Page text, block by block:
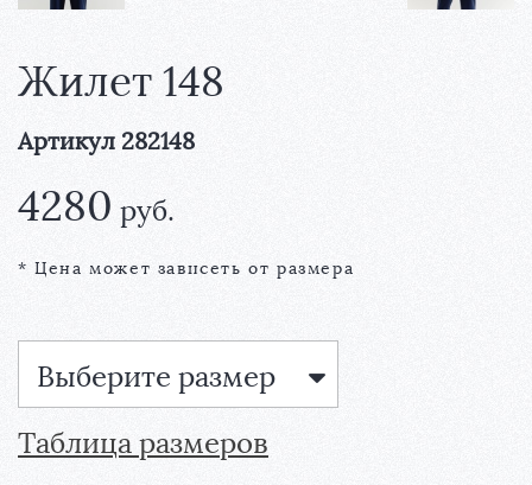
Жилет 148
Артикул 282148
4280 руб.
* Цена может зависеть от размера
Выберите размер
Таблица размеров